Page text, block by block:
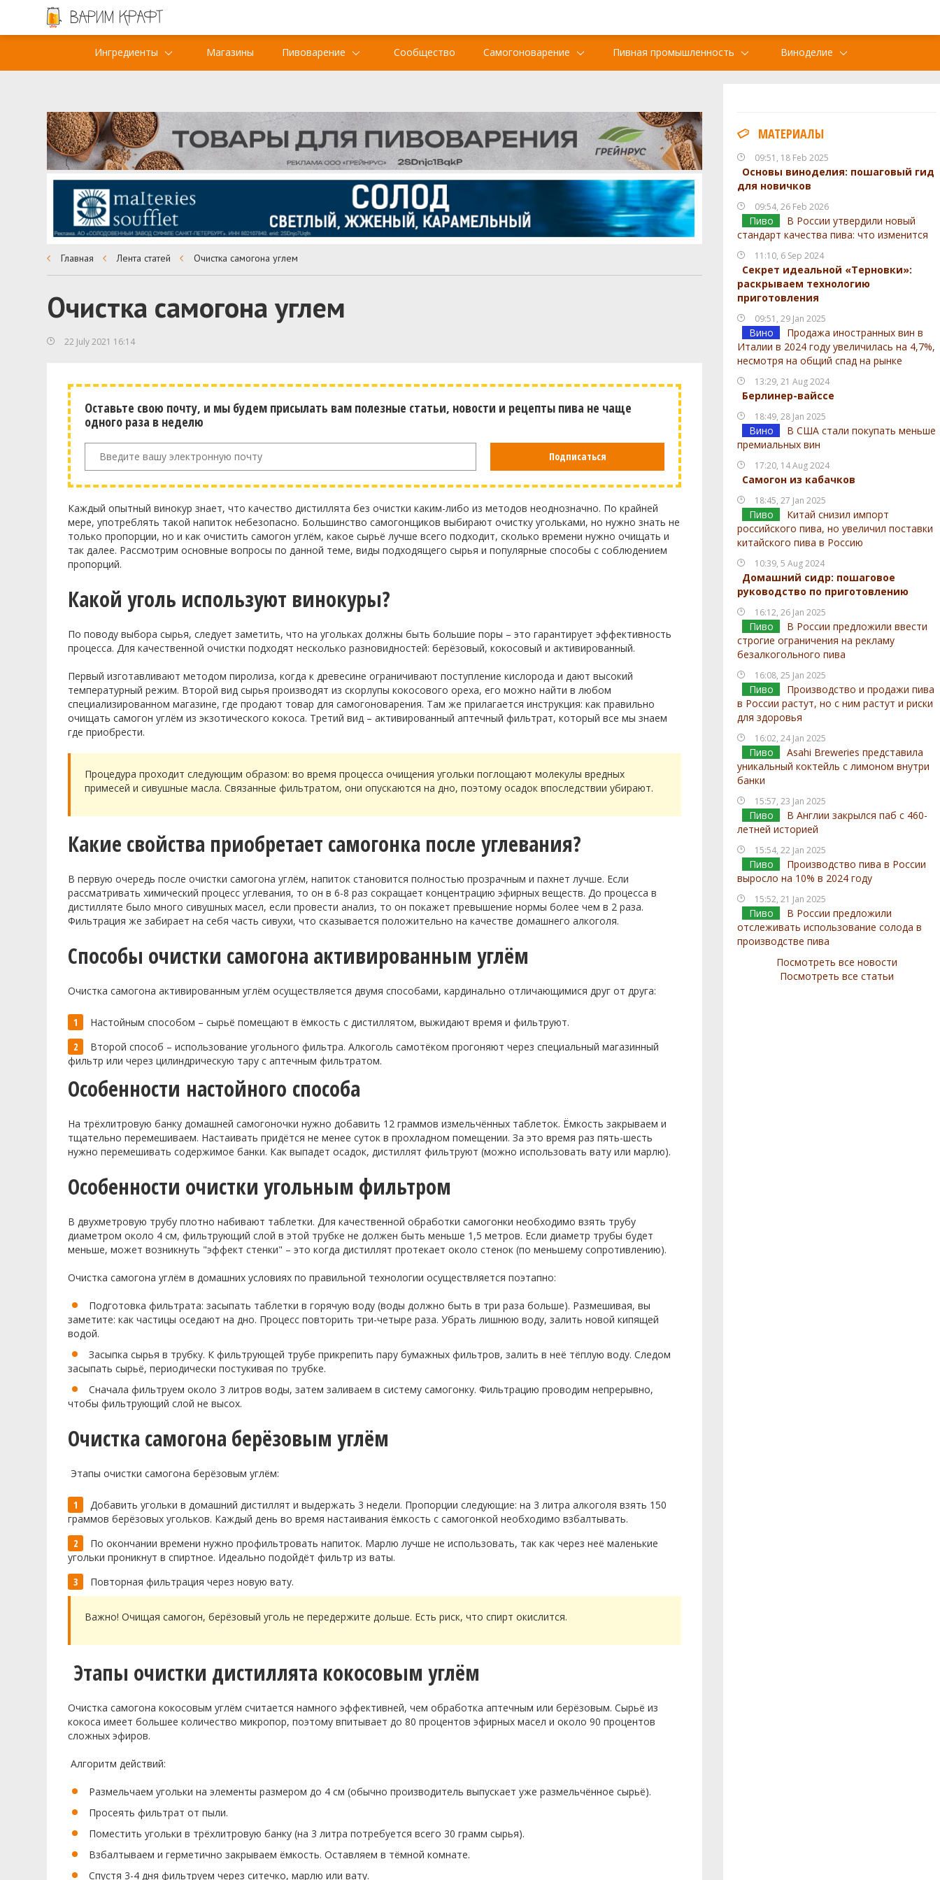
Ингредиенты Магазины Пивоварение Сообщество Самогоноварение Пивная промышленность Виноделие
МАТЕРИАЛЫ
09:51, 18 Feb 2025
Основы виноделия: пошаговый гид
для новичков
09:54, 26 Feb 2026
Пиво
В России утвердили новый
стандарт качества пива: что изменится
11:10, 6 Sep 2024
Секрет идеальной «Терновки»:
раскрываем технологию
приготовления
09:51, 29 Jan 2025
Вино
Продажа иностранных вин в
Италии в 2024 году увеличилась на 4,7%,
несмотря на общий спад на рынке
13:29, 21 Aug 2024
Берлинер-вайссе
18:49, 28 Jan 2025
Вино
В США стали покупать меньше
премиальных вин
17:20, 14 Aug 2024
Самогон из кабачков
18:45, 27 Jan 2025
Пиво
Китай снизил импорт
российского пива, но увеличил поставки
китайского пива в Россию
10:39, 5 Aug 2024
Домашний сидр: пошаговое
руководство по приготовлению
16:12, 26 Jan 2025
Пиво
В России предложили ввести
строгие ограничения на рекламу
безалкогольного пива
16:08, 25 Jan 2025
Пиво
Производство и продажи пива
в России растут, но с ним растут и риски
для здоровья
16:02, 24 Jan 2025
Пиво
Asahi Breweries представила
уникальный коктейль с лимоном внутри
банки
15:57, 23 Jan 2025
Пиво
В Англии закрылся паб с 460-
летней историей
15:54, 22 Jan 2025
Пиво
Производство пива в России
выросло на 10% в 2024 году
15:52, 21 Jan 2025
Пиво
В России предложили
отслеживать использование солода в
производстве пива
Посмотреть все новости
Посмотреть все статьи
Главная Лента статей Очистка самогона углем
Очистка самогона углем
22 July 2021 16:14
Оставьте свою почту, и мы будем присылать вам полезные статьи, новости и рецепты пива не чаще
одного раза в неделю
Подписаться
Каждый опытный винокур знает, что качество дистиллята без очистки каким-либо из методов неоднозначно. По крайней
мере, употреблять такой напиток небезопасно. Большинство самогонщиков выбирают очистку угольками, но нужно знать не
только пропорции, но и как очистить самогон углём, какое сырьё лучше всего подходит, сколько времени нужно очищать и
так далее. Рассмотрим основные вопросы по данной теме, виды подходящего сырья и популярные способы с соблюдением
пропорций.
Какой уголь используют винокуры?
По поводу выбора сырья, следует заметить, что на угольках должны быть большие поры – это гарантирует эффективность
процесса. Для качественной очистки подходят несколько разновидностей: берёзовый, кокосовый и активированный.
Первый изготавливают методом пиролиза, когда к древесине ограничивают поступление кислорода и дают высокий
температурный режим. Второй вид сырья производят из скорлупы кокосового ореха, его можно найти в любом
специализированном магазине, где продают товар для самогоноварения. Там же прилагается инструкция: как правильно
очищать самогон углём из экзотического кокоса. Третий вид – активированный аптечный фильтрат, который все мы знаем
где приобрести.
Процедура проходит следующим образом: во время процесса очищения угольки поглощают молекулы вредных
примесей и сивушные масла. Связанные фильтратом, они опускаются на дно, поэтому осадок впоследствии убирают.
Какие свойства приобретает самогонка послеуглевания?
В первую очередь после очистки самогона углём, напиток становится полностью прозрачным и пахнет лучше. Если
рассматривать химический процессуглевания, то он в 6-8 раз сокращает концентрацию эфирных веществ. До процесса в
дистилляте было много сивушных масел, если провести анализ, то он покажет превышение нормы более чем в 2 раза.
Фильтрация же забирает на себя часть сивухи, что сказывается положительно на качестве домашнего алкоголя.
Способы очистки самогона активированным углём
Очистка самогона активированным углём осуществляется двумя способами, кардинально отличающимися друг от друга:
Настойным способом – сырьё помещают в ёмкость с дистиллятом, выжидают время и фильтруют.
Второй способ – использование угольного фильтра. Алкоголь самотёком прогоняют через специальный магазинный
фильтр или через цилиндрическую тару с аптечным фильтратом.
Особенности настойного способа
На трёхлитровую банку домашнейсамогоночки нужно добавить 12 граммов измельчённых таблеток. Ёмкость закрываем и
тщательно перемешиваем. Настаивать придётся не менее суток в прохладном помещении. За это время раз пять-шесть
нужно перемешивать содержимое банки. Как выпадет осадок, дистиллят фильтруют (можно использовать вату или марлю).
Особенности очистки угольным фильтром
В двухметровую трубу плотно набивают таблетки. Для качественной обработки самогонки необходимо взять трубу
диаметром около 4 см, фильтрующий слой в этой трубке не должен быть меньше 1,5 метров. Если диаметр трубы будет
меньше, может возникнуть "эффект стенки" – это когда дистиллят протекает около стенок (по меньшему сопротивлению).
Очистка самогона углём в домашних условиях по правильной технологии осуществляется поэтапно:
Подготовка фильтрата: засыпать таблетки в горячую воду (воды должно быть в три раза больше). Размешивая, вы
заметите: как частицы оседают на дно. Процесс повторить три-четыре раза. Убрать лишнюю воду, залить новой кипящей
водой.
Засыпка сырья в трубку. К фильтрующей трубе прикрепить пару бумажных фильтров, залить в неё тёплую воду. Следом
засыпать сырьё, периодически постукивая по трубке.
Сначала фильтруем около 3 литров воды, затем заливаем в систему самогонку. Фильтрацию проводим непрерывно,
чтобы фильтрующий слой не высох.
Очистка самогона берёзовым углём
Этапы очистки самогона берёзовым углём:
Добавить угольки в домашний дистиллят и выдержать 3 недели. Пропорции следующие: на 3 литра алкоголя взять 150
граммов берёзовых угольков. Каждый день во время настаивания ёмкость с самогонкой необходимо взбалтывать.
По окончании времени нужно профильтровать напиток. Марлю лучше не использовать, так как через неё маленькие
угольки проникнут в спиртное. Идеально подойдёт фильтр из ваты.
Повторная фильтрация через новую вату.
Важно! Очищая самогон, берёзовый уголь не передержите дольше. Есть риск, что спирт окислится.
Этапы очистки дистиллята кокосовым углём
Очистка самогона кокосовым углём считается намного эффективней, чем обработка аптечным или берёзовым. Сырьё из
кокоса имеет большее количество микропор, поэтому впитывает до 80 процентов эфирных масел и около 90 процентов
сложных эфиров.
Алгоритм действий:
Размельчаем угольки на элементы размером до 4 см (обычно производитель выпускает уже размельчённое сырьё).
Просеять фильтрат от пыли.
Поместить угольки в трёхлитровую банку (на 3 литра потребуется всего 30 грамм сырья).
Взбалтываем и герметично закрываем ёмкость. Оставляем в тёмной комнате.
Спустя 3-4 дня фильтруем через ситечко, марлю или вату.